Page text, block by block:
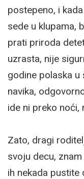
postepeno, i
sede u klupama,
prati priroda
uzrasta, nije
godine polaska u
navika,
ide ni preko
Zato, dragi
svoju decu,
ih nekada pustite